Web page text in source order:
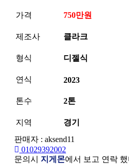
가격 750만원
제조사 클라크
형식 디젤식
연식 2023
톤수 2톤
지역
경기
판매자 : aksend11
01029392002
문의시 지게몬에서 보고 연락